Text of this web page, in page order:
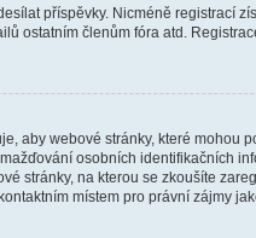
příspěvky. Nicméně registrací
ostatním členům fóra atd.
aby webové stránky, které
osobních identifikačních
stránky, na kterou se zkoušíte
místem pro právní zájmy